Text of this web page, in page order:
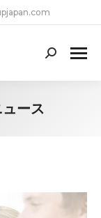
Search:
ュース